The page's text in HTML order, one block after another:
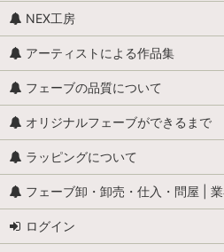
王・貴族・英雄・歴史上の人物
おやすみなさい、こども達 / くまのヌ
怪物
学校
学者・発明家・詩人
カリメロ
NEX工房
アーティストによる作品集
フェーブの品質について
オリジナルフェーブができるまで
ラッピングについて
フェーブ卸・卸売・仕入・問屋 |
ログイン